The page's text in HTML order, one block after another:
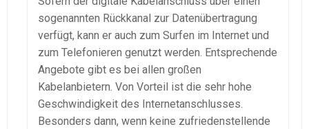
sogenannten Rückkanal zur Datenübertragung
verfügt, kann er auch zum Surfen im Internet und
zum Telefonieren genutzt werden. Entsprechende
Angebote gibt es bei allen großen
Kabelanbietern. Von Vorteil ist die sehr hohe
Geschwindigkeit des Internetanschlusses.
Besonders dann, wenn keine zufriedenstellende